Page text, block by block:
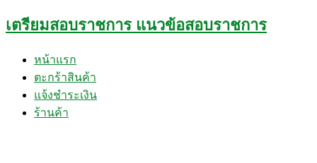
Skip
to
เตรียมสอบราชการ แนวข้อสอบราชการ
หน้าแรก
ตะกร้าสินค้า
แจ้งชำระเงิน
ร้านค้า